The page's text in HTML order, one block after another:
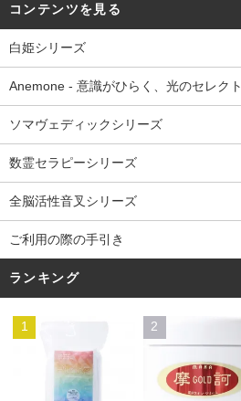
コンテンツを見る
白姫シリーズ
Anemone - 意識がひらく、光のセレクト
ソマヴェディックシリーズ
数霊セラピーシリーズ
全脳活性音叉シリーズ
ご利用の際の手引き
ランキング
1 2